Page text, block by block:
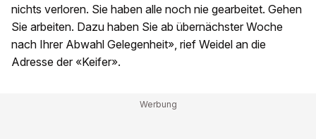
nichts verloren. Sie haben alle noch nie gearbeitet. Gehen
Sie arbeiten. Dazu haben Sie ab übernächster Woche
nach Ihrer Abwahl Gelegenheit», rief Weidel an die
Adresse der «Keifer».